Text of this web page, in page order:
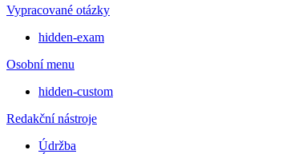
Vypracované otázky
hidden-exam
Osobní menu
hidden-custom
Redakční nástroje
Údržba